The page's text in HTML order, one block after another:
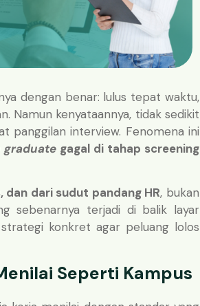
dengan benar: lulus tepat waktu,
Namun kenyataannya, tidak sedikit
panggilan interview. Fenomena ini
graduate gagal di tahap screening
dan dari sudut pandang HR, bukan
sebenarnya terjadi di balik layar
konkret agar peluang lolos
Seperti Kampus